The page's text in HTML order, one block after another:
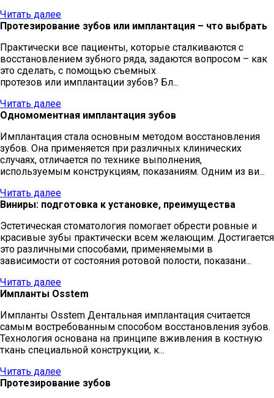
Читать далее
Протезирование зубов или имплантация – что выбрать
Практически все пациенты, которые сталкиваются с
восстановлением зубного ряда, задаются вопросом – как
это сделать, с помощью съемных
протезов или имплантации зубов? Бл...
Читать далее
Одномоментная имплантация зубов
Имплантация стала основным методом восстановления
зубов. Она применяется при различных клинических
случаях, отличается по технике выполнения,
используемым конструкциям, показаниям. Одним из ви...
Читать далее
Виниры: подготовка к установке, преимущества
Эстетическая стоматология помогает обрести ровные и
красивые зубы практически всем желающим. Достигается
это различными способами, применяемыми в
зависимости от состояния ротовой полости, показани...
Читать далее
Импланты Osstem
Импланты Osstem Дентальная имплантация считается
самым востребованным способом восстановления зубов.
Технология основана на принципе вживления в костную
ткань специальной конструкции, к...
Читать далее
Протезирование зубов